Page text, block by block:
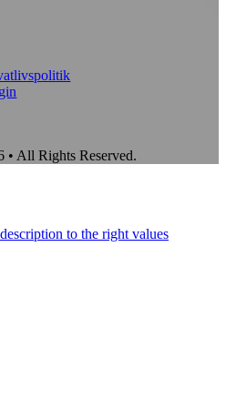
All Rights Reserved.
to the right values